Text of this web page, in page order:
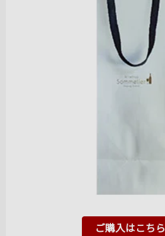
ご購入はこちら